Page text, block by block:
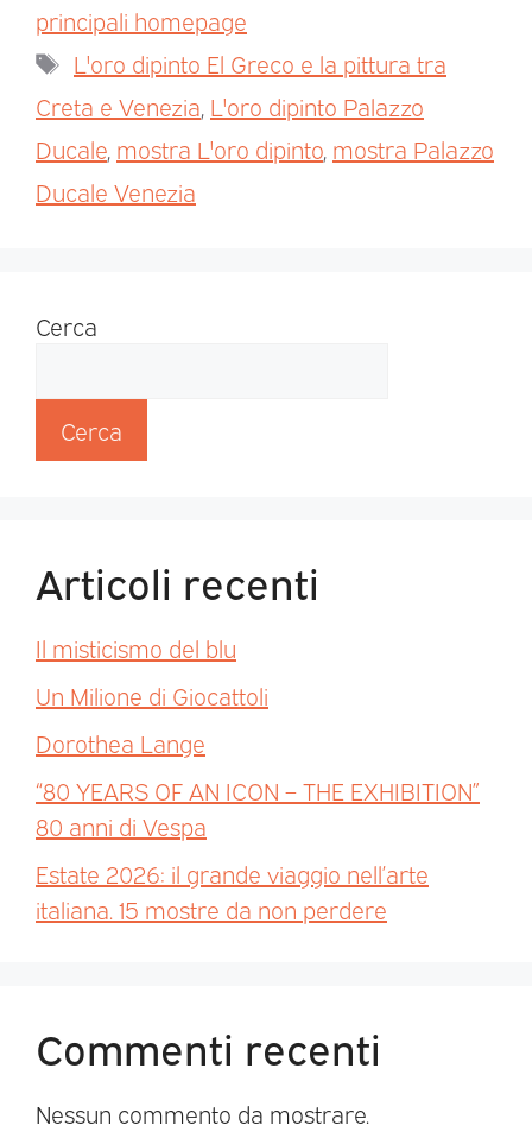
principali homepage
L'oro dipinto El Greco e la pittura tra
Creta e Venezia L'oro dipinto Palazzo
Ducale mostra L'oro dipinto mostra Palazzo
Ducale Venezia
Cerca
Cerca
Articoli recenti
Il misticismo del blu
Un Milione di Giocattoli
Dorothea Lange
“80 YEARS OF AN ICON – THE EXHIBITION”
80 anni di Vespa
Estate 2026: il grande viaggio nell’arte
italiana. 15 mostre da non perdere
Commenti recenti
Nessun commento da mostrare.